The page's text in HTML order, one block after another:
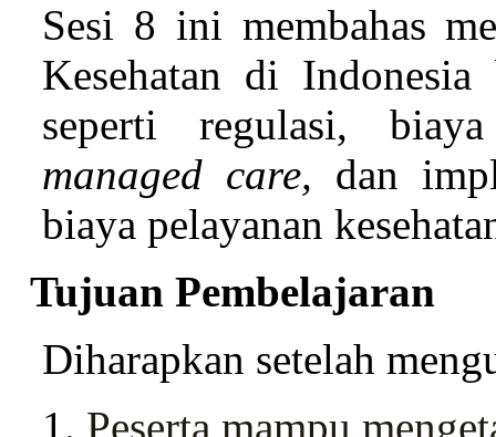
Sesi 8 ini membahas
Kesehatan di
seperti regulasi,
managed care, dan
biaya pelayanan
Tujuan Pembelajaran
Diharapkan setelah
Peserta mampu